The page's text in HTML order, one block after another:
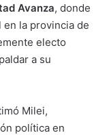
Avanza, donde
la provincia de
electo
a su
Milei,
política en